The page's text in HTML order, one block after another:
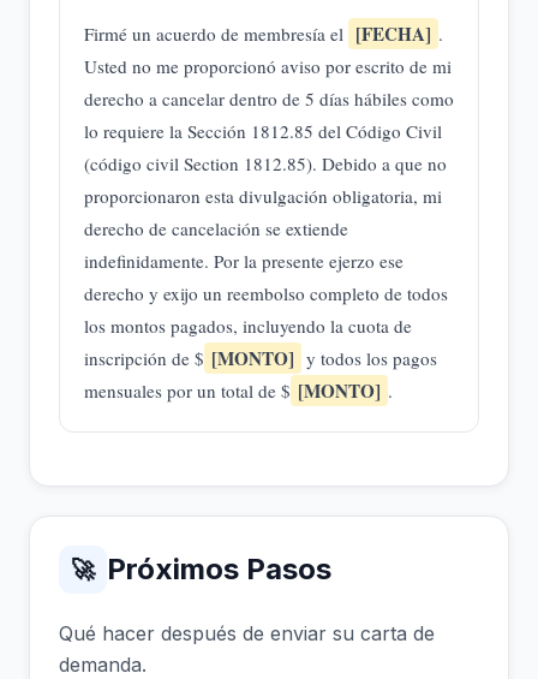
Firmé un acuerdo de membresía el [FECHA] .
Usted no me proporcionó aviso por escrito de mi
derecho a cancelar dentro de 5 días hábiles como
lo requiere la Sección 1812.85 del Código Civil
(código civil Section 1812.85). Debido a que no
proporcionaron esta divulgación obligatoria, mi
derecho de cancelación se extiende
indefinidamente. Por la presente ejerzo ese
derecho y exijo un reembolso completo de todos
los montos pagados, incluyendo la cuota de
inscripción de $ [MONTO] y todos los pagos
mensuales por un total de $ [MONTO] .
🚀 Próximos Pasos
Qué hacer después de enviar su carta de
demanda.